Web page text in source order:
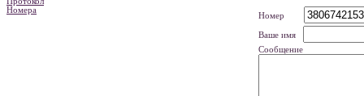
Номера
Номер
Ваше имя
Сообщение